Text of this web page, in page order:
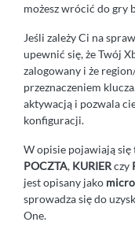
możesz wrócić do gry
Jeśli zależy Ci na
upewnić się, że Twój
zalogowany i że
przeznaczeniem
aktywacją i pozwala
konfiguracji.
W opisie pojawiają się
POCZTA, KURIERczy
jest opisany jako
sprowadza się do
One.